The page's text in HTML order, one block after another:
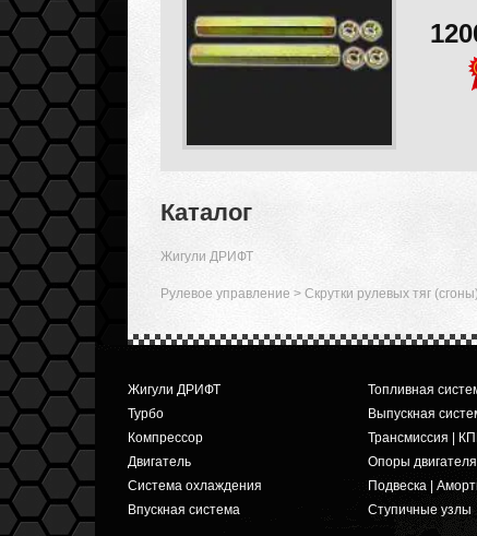
Каталог
Жигули ДРИФТ
Рулевое управление > Скрутки рулевых тяг (сгоны)
Жигули ДРИФТ
Турбо
Компрессор
Двигатель
Система охлаждения
Впускная система
Топливная
Выпускная
Трансмиссия |
Опоры
Подвеска |
Ступичные узлы